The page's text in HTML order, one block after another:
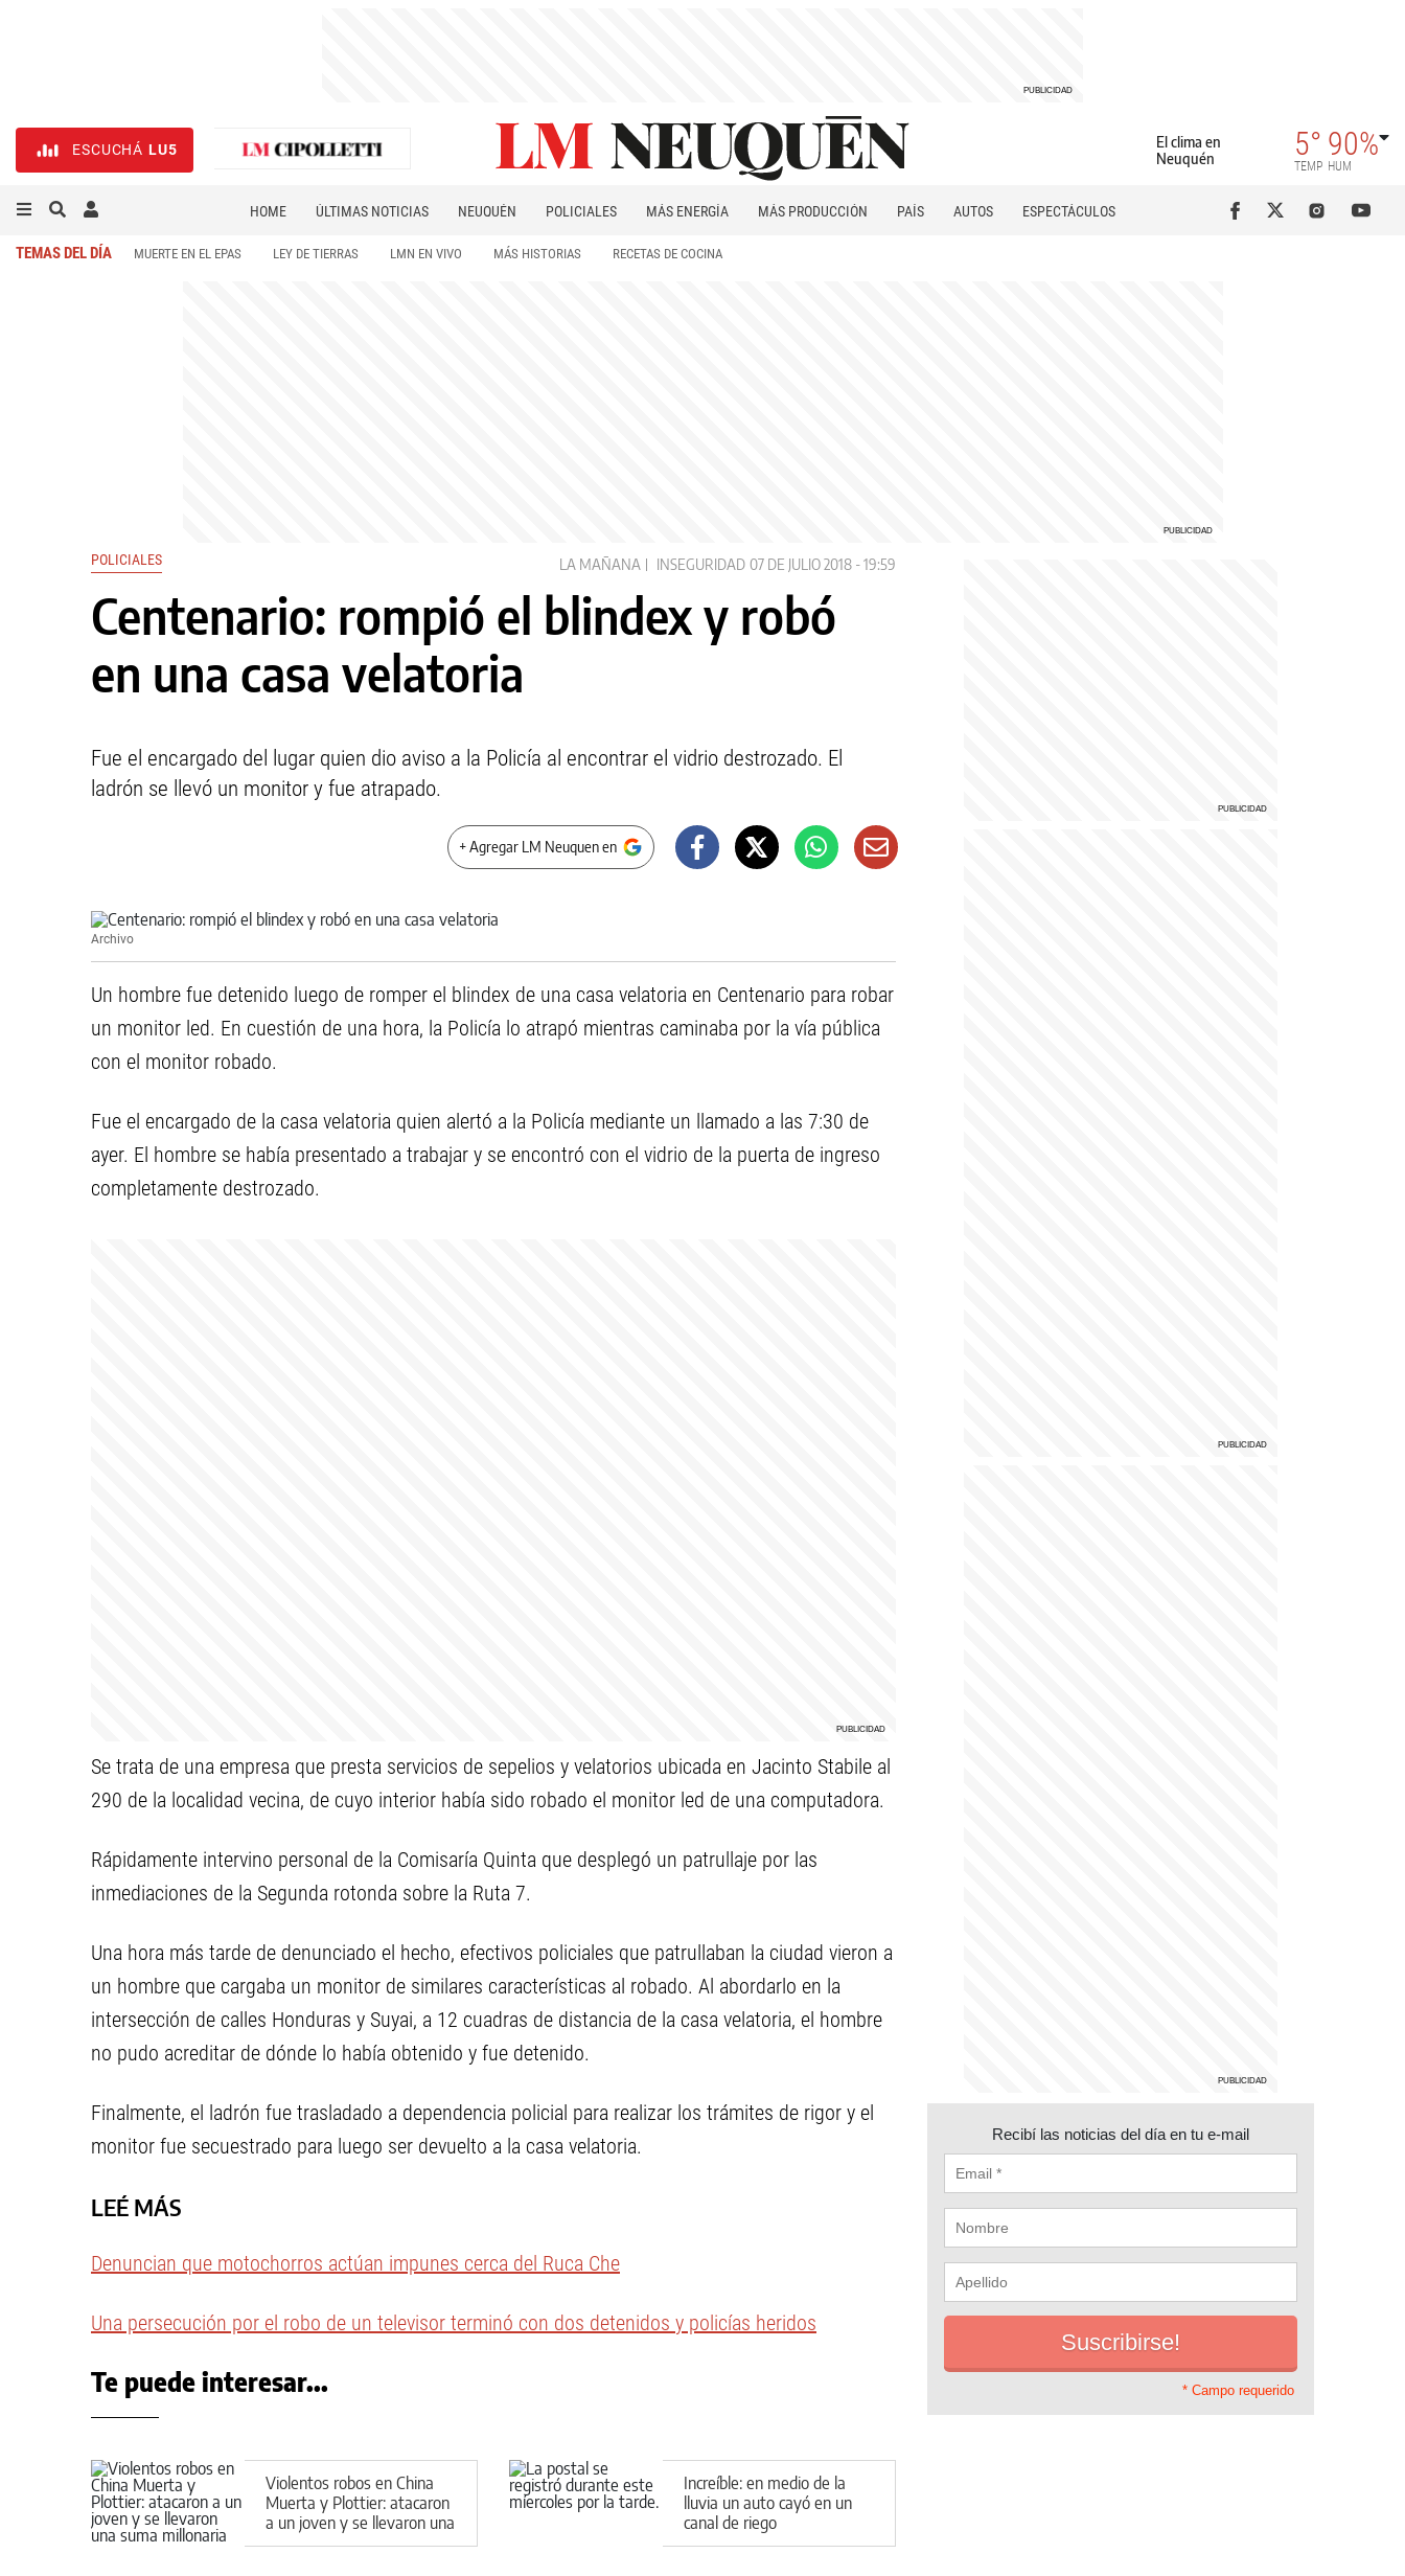
ESCUCHÁ LU5
El clima en
Neuquén
5°
TEMP
90%
HUM
HOME ÚLTIMAS NOTICIAS NEUQUÉN POLICIALES MÁS ENERGÍA MÁS PRODUCCIÓN PAÍS AUTOS
ESPECTÁCULOS
TEMAS DEL DÍA MUERTE EN EL EPAS LEY DE TIERRAS LMN EN VIVO MÁS HISTORIAS RECETAS DE COCINA
POLICIALES LA MAÑANA INSEGURIDAD 07 DE JULIO 2018 - 19:59
Centenario: rompió el blindex y robó
en una casa velatoria
Fue el encargado del lugar quien dio aviso a la Policía al encontrar el vidrio destrozado. El
ladrón se llevó un monitor y fue atrapado.
+ Agregar LM Neuquen en
Archivo
Un hombre fue detenido luego de romper el blindex de una casa velatoria en Centenario para robar
un monitor led. En cuestión de una hora, la Policía lo atrapó mientras caminaba por la vía pública
con el monitor robado.
Fue el encargado de la casa velatoria quien alertó a la Policía mediante un llamado a las 7:30 de
ayer. El hombre se había presentado a trabajar y se encontró con el vidrio de la puerta de ingreso
completamente destrozado.
Se trata de una empresa que presta servicios de sepelios y velatorios ubicada en Jacinto Stabile al
290 de la localidad vecina, de cuyo interior había sido robado el monitor led de una computadora.
Rápidamente intervino personal de la Comisaría Quinta que desplegó un patrullaje por las
inmediaciones de la Segunda rotonda sobre la Ruta 7.
Una hora más tarde de denunciado el hecho, efectivos policiales que patrullaban la ciudad vieron a
un hombre que cargaba un monitor de similares características al robado. Al abordarlo en la
intersección de calles Honduras y Suyai, a 12 cuadras de distancia de la casa velatoria, el hombre
no pudo acreditar de dónde lo había obtenido y fue detenido.
Finalmente, el ladrón fue trasladado a dependencia policial para realizar los trámites de rigor y el
monitor fue secuestrado para luego ser devuelto a la casa velatoria.
LEÉ MÁS
Denuncian que motochorros actúan impunes cerca del Ruca Che
Una persecución por el robo de un televisor terminó con dos detenidos y policías heridos
Te puede interesar...
Violentos robos en China
Muerta y Plottier: atacaron
a un joven y se llevaron una
suma millonaria
Increíble: en medio de la
lluvia un auto cayó en un
canal de riego
Recibí las noticias del día en tu e-mail
* Campo requerido